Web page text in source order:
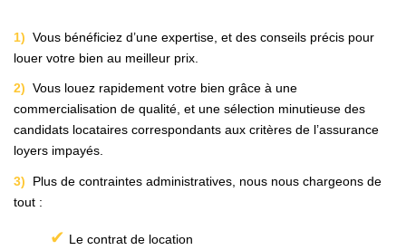
Présentation
Notre Équipe
Historique
1) Vous bénéficiez d’une expertise, et des conseils précis pour
louer votre bien au meilleur prix.
2) Vous louez rapidement votre bien grâce à une
commercialisation de qualité, et une sélection minutieuse des
candidats locataires correspondants aux critères de l’assurance
loyers impayés.
3) Plus de contraintes administratives, nous nous chargeons de
tout :
✔ Le contrat de location